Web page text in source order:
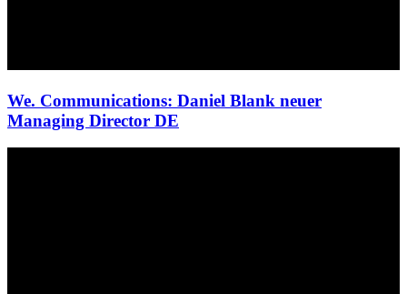
We. Communications: Daniel Blank neuer
Managing Director DE